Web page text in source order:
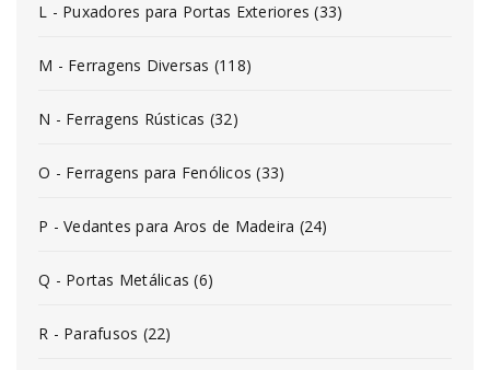
L - Puxadores para Portas Exteriores (33)
M - Ferragens Diversas (118)
N - Ferragens Rústicas (32)
O - Ferragens para Fenólicos (33)
P - Vedantes para Aros de Madeira (24)
Q - Portas Metálicas (6)
R - Parafusos (22)